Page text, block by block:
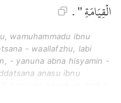
الْقِيَامَةِ " .
wamuhammadu ibnu
- waallafzhu, labi
- yanuna abna hisyamin -
anasu ibnu
lummati yawma